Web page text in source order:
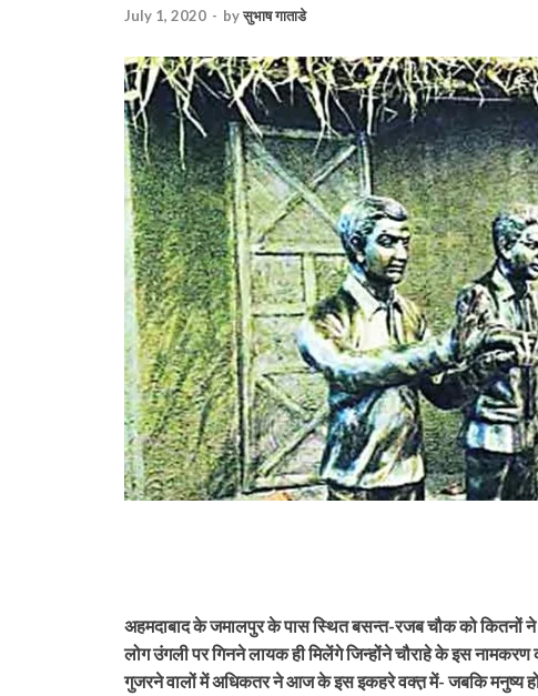
July 1, 2020 - byसुभाष गाताडे
अहमदाबाद के जमालपुर के पास स्थित बसन्त-रजब चौक को कितनों ने
लोग उंगली पर गिनने लायक ही मिलेंगे जिन्होंने चौराहे के इस
गुजरने वालों में अधिकतर ने आज के इस इकहरे वक्त़ में- जबकि मनुष्य